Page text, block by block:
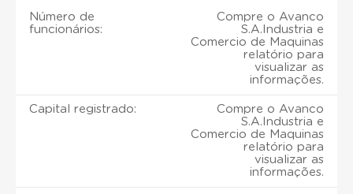
Número de
funcionários:
Compre o Avanco
S.A.Industria e
Comercio de Maquinas
relatório para
visualizar as
informações.
Capital registrado:
Compre o Avanco
S.A.Industria e
Comercio de Maquinas
relatório para
visualizar as
informações.